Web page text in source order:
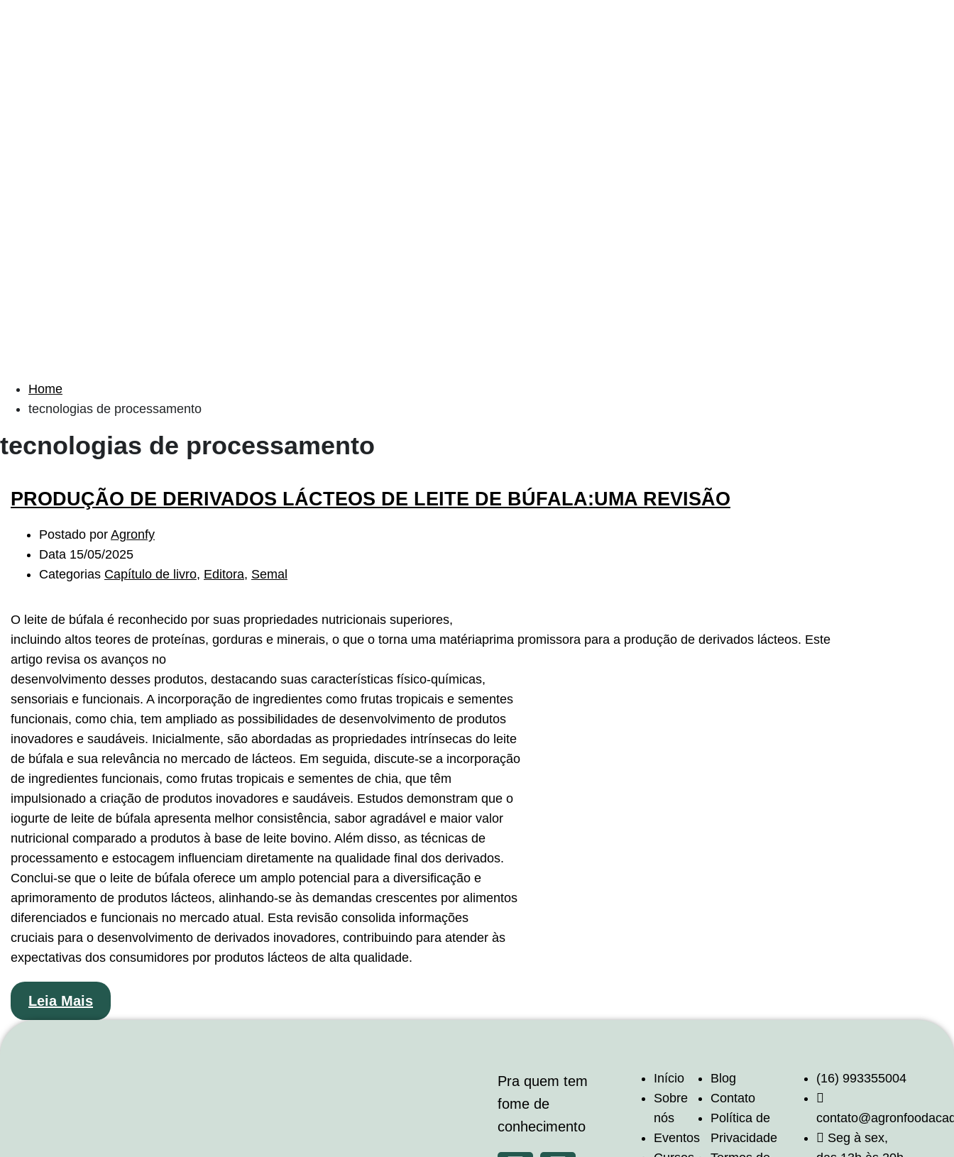
Home
tecnologias de processamento
tecnologias de processamento
PRODUÇÃO DE DERIVADOS LÁCTEOS DE LEITE DE BÚFALA:UMA REVISÃO
Postado por Agronfy
Data 15/05/2025
Categorias Capítulo de livro, Editora, Semal
O leite de búfala é reconhecido por suas propriedades nutricionais superiores,
incluindo altos teores de proteínas, gorduras e minerais, o que o torna uma matériaprima promissora para a produção de derivados lácteos. Este
artigo revisa os avanços no
desenvolvimento desses produtos, destacando suas características físico-químicas,
sensoriais e funcionais. A incorporação de ingredientes como frutas tropicais e sementes
funcionais, como chia, tem ampliado as possibilidades de desenvolvimento de produtos
inovadores e saudáveis. Inicialmente, são abordadas as propriedades intrínsecas do leite
de búfala e sua relevância no mercado de lácteos. Em seguida, discute-se a incorporação
de ingredientes funcionais, como frutas tropicais e sementes de chia, que têm
impulsionado a criação de produtos inovadores e saudáveis. Estudos demonstram que o
iogurte de leite de búfala apresenta melhor consistência, sabor agradável e maior valor
nutricional comparado a produtos à base de leite bovino. Além disso, as técnicas de
processamento e estocagem influenciam diretamente na qualidade final dos derivados.
Conclui-se que o leite de búfala oferece um amplo potencial para a diversificação e
aprimoramento de produtos lácteos, alinhando-se às demandas crescentes por alimentos
diferenciados e funcionais no mercado atual. Esta revisão consolida informações
cruciais para o desenvolvimento de derivados inovadores, contribuindo para atender às
expectativas dos consumidores por produtos lácteos de alta qualidade.
Leia Mais
Pra quem tem
fome de
conhecimento
Início
Sobre
nós
Eventos
Blog
Contato
Política de
Privacidade
(16) 993355004
Seg à sex,